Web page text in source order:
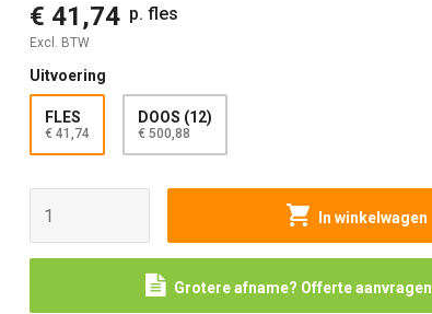
€ 41,74 p. fles
Excl. BTW
Uitvoering
FLES
€ 41,74
DOOS (12)
€ 500,88
In winkelwagen
Grotere afname? Offerte aanvragen